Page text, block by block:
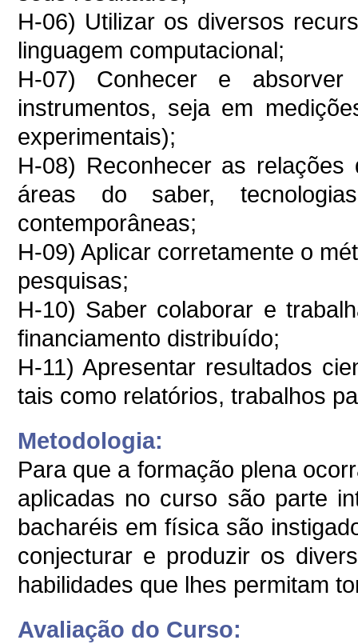
H-06) Utilizar os diversos
linguagem computacional;
H-07) Conhecer e
instrumentos, seja em
experimentais);
H-08) Reconhecer as
áreas do saber,
contemporâneas;
H-09) Aplicar corretamente o
pesquisas;
H-10) Saber colaborar e
financiamento distribuído;
H-11) Apresentar resultados
tais como relatórios, trabalhos
Metodologia:
Para que a formação plena
aplicadas no curso são parte
bacharéis em física são
conjecturar e produzir os
habilidades que lhes permitam
Avaliação do Curso: